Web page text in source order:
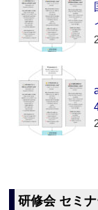
研修会 セミ